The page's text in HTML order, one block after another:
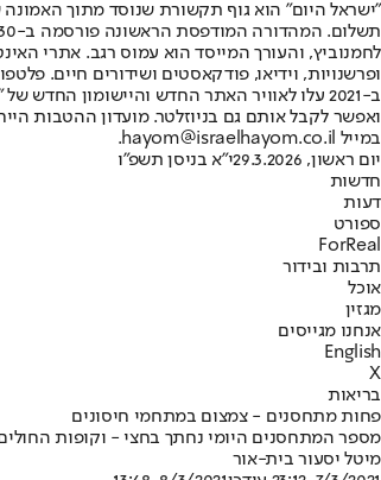
"ישראל היום" הוא גוף תקשורת שנוסד מתוך האמונה
ופרשנויות, וידיאו, פודקאסטים ושידורים חיים.
ב-2021 עלו לאוויר האתר החדש והיישומון
ואפשר לקבל אותם גם בניוזלטר. מועדון ההטבות
במייל hayom@israelhayom.co.il.
יום ראשון, 29.3.2026
י"א בניסן תשפ"ו
חדשות
דעות
ספורט
ForReal
תרבות ובידור
אוכל
מגזין
אנחנו מגייסים
English
X
בריאות
פחות מתחסנים - צמצום במתחמי חיסונים
מספר המתחסנים היומי נחתך בחצי - וקופות
מיטל יסעור בית-אור